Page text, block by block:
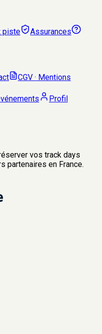
piste
Assurances
CGV · Mentions
Profil
vos track days
partenaires en France.